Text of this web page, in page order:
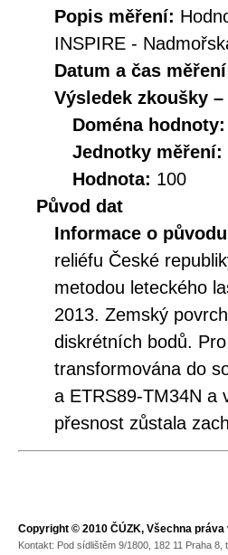
Popis měření:
INSPIRE -
Datum a čas
Výsledek zkoušky
Doména hodnoty:
Jednotky měření:
Hodnota: 100
Původ dat
Informace o
reliéfu České
metodou leteckého
2013. Zemský
diskrétních bodů.
transformována do
a ETRS89-TM34N a
přesnost zůstala
Copyright © 2010 ČÚZK, Všechna práva
Kontakt: Pod sídlištěm 9/1800, 182 11 Praha